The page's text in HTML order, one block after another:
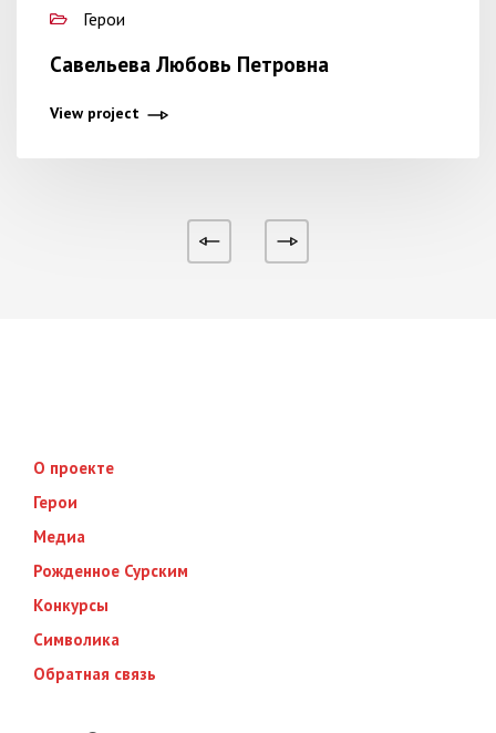
Герои
Савельева Любовь Петровна
View project
О проекте
Герои
Медиа
Рожденное Сурским
Конкурсы
Символика
Обратная связь